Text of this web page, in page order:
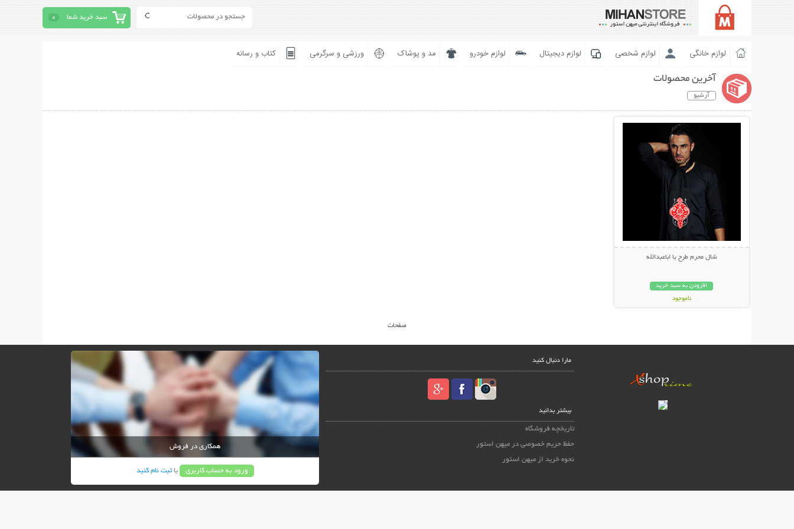
سبد خرید شما 0
لوازم خانگی لوازم شخصی لوازم دیجیتال لوازم خودرو مد و پوشاک ورزشی و سرگرمی کتاب و رسانه
آخرین محصولات
آرشیو
شال محرم طرح یا اباعبدالله
افزودن به سبد خرید
ناموجود
صفحات
مارا دنبال کنید
بیشتر بدانید
تاریخچه فروشگاه
حفظ حریم خصوصی در میهن استور
نحوه خرید از میهن استور
همکاری در فروش
ورود به حساب کاربری یاثبت نام کنید